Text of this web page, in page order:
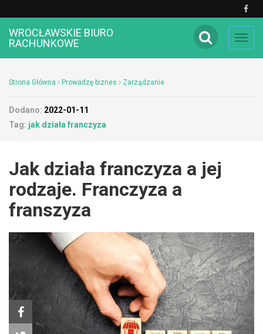
WROCŁAWSKIE BIURO
RACHUNKOWE
Strona Główna Prowadzę biznes Zarządzanie
Dodano: 2022-01-11
Tag: jak działa franczyza
Jak działa franczyza a jej
rodzaje. Franczyza a
franszyza